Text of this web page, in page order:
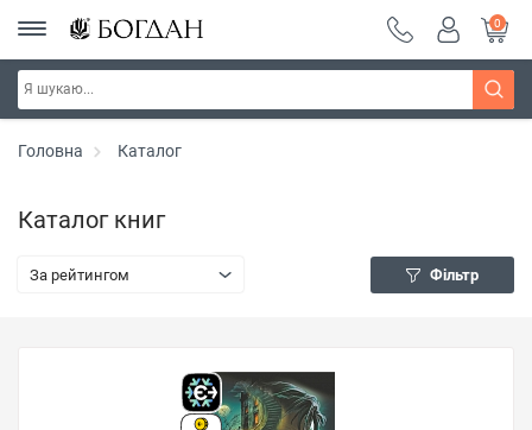
0
Головна Каталог
Каталог книг
За рейтингом Фільтр